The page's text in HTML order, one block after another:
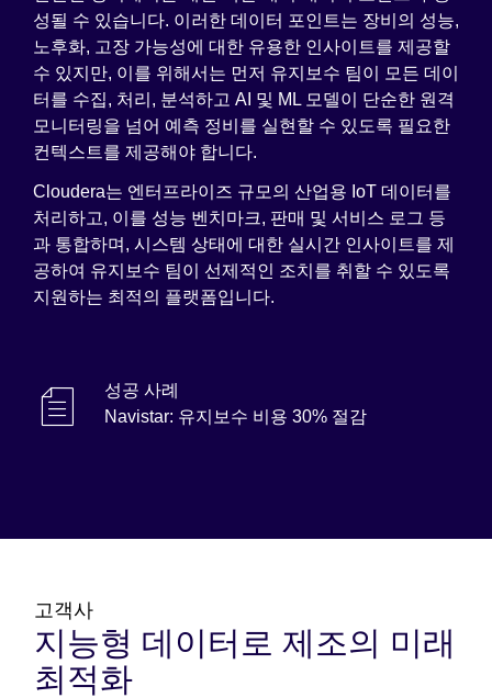
성될 수 있습니다. 이러한 데이터 포인트는 장비의 성능,
노후화, 고장 가능성에 대한 유용한 인사이트를 제공할
수 있지만, 이를 위해서는 먼저 유지보수 팀이 모든 데이
터를 수집, 처리, 분석하고 AI 및 ML 모델이 단순한 원격
모니터링을 넘어 예측 정비를 실현할 수 있도록 필요한
컨텍스트를 제공해야 합니다.
Cloudera는 엔터프라이즈 규모의 산업용 IoT 데이터를
처리하고, 이를 성능 벤치마크, 판매 및 서비스 로그 등
과 통합하며, 시스템 상태에 대한 실시간 인사이트를 제
공하여 유지보수 팀이 선제적인 조치를 취할 수 있도록
지원하는 최적의 플랫폼입니다.
성공 사례
Navistar: 유지보수 비용 30% 절감
고객사
지능형 데이터로 제조의 미래
최적화